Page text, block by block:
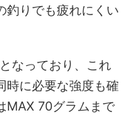
釣りでも疲れにくい
なっており、これ
時に必要な強度も確
MAX 70グラムまで